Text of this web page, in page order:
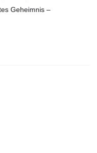
Geheimnis –